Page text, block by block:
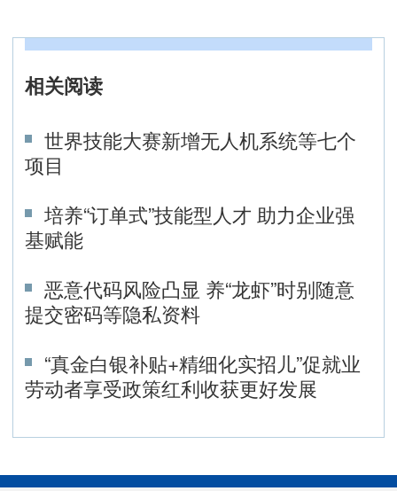
相关阅读
世界技能大赛新增无人机系统等七个
项目
培养“订单式”技能型人才 助力企业强
基赋能
恶意代码风险凸显 养“龙虾”时别随意
提交密码等隐私资料
“真金白银补贴+精细化实招儿”促就业
劳动者享受政策红利收获更好发展